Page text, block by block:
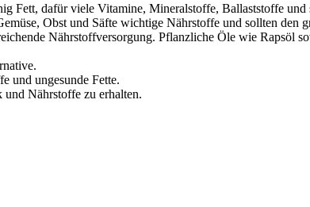
Fett, dafür viele Vitamine, Mineralstoffe, Ballaststoffe und
Obst und Säfte wichtige Nährstoffe und sollten den
Nährstoffversorgung. Pflanzliche Öle wie Rapsöl
und ungesunde Fette.
und Nährstoffe zu erhalten.